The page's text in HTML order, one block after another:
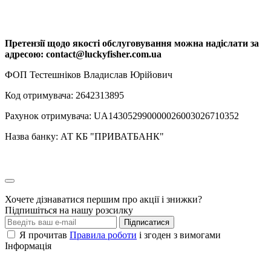
Претензії щодо якості обслуговування можна надіслати за
адресою: contact@luckyfisher.com.ua
ФОП Тестешніков Владислав Юрійович
Код отримувача: 2642313895
Рахунок отримувача: UA143052990000026003026710352
Назва банку: АТ КБ "ПРИВАТБАНК"
Хочете дізнаватися першим про акції і знижки?
Підпишіться на нашу розсилку
Підписатися
Я прочитав Правила роботи і згоден з вимогами
Інформація